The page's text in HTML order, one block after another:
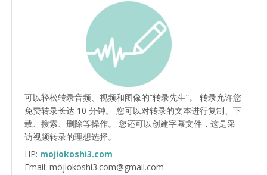
可以轻松转录音频、视频和图像的“转录先生”。 转录允许您
免费转录长达 10 分钟。 您可以对转录的文本进行复制、下
载、搜索、删除等操作。 您还可以创建字幕文件，这是采
访视频转录的理想选择。
HP: mojiokoshi3.com
Email: mojiokoshi3.com@gmail.com